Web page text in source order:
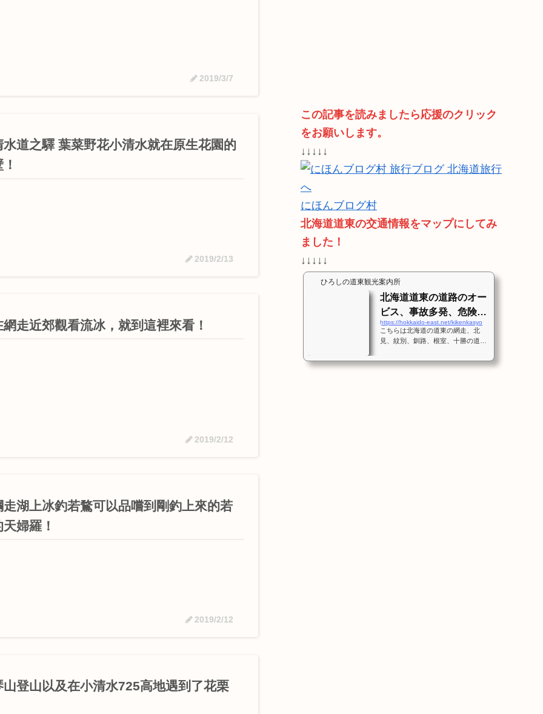
2019/3/7
水道之驛 葉菜野花小清水就在原生花園的
2019/2/13
網走近郊觀看流冰，就到這裡來看！
2019/2/12
走湖上冰釣若鶩可以品嚐到剛釣上來的若
婦羅！
2019/2/12
山登山以及在小清水725高地遇到了花栗
この記事を読みましたら応援のクリック
をお願いします。
↓↓↓↓↓
にほんブログ村
北海道道東の交通情報をマップにしてみ
ました！
↓↓↓↓↓
ひろしの道東観光案内所
北海道道東の道路のオー
ビス、事故多発、危険箇
所、スピード出しすぎ注
意！
https://hokkaido-east.net/kikenkasyo
こちらは北海道の道東の網走、北
見、紋別、釧路、根室、十勝の道路
多発箇所、冬場に危険な道路、オー